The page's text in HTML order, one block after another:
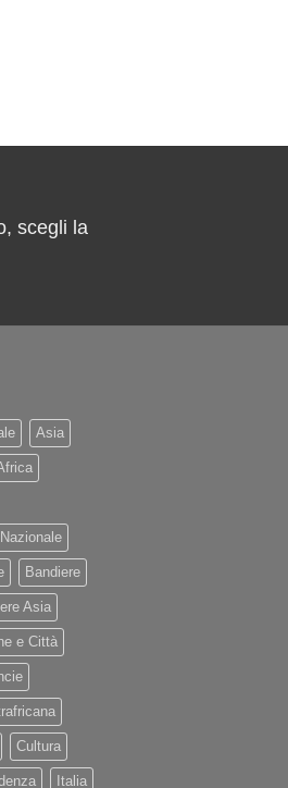
scegli la
Asia
Bandiere
Asia
e Città
Cultura
Italia